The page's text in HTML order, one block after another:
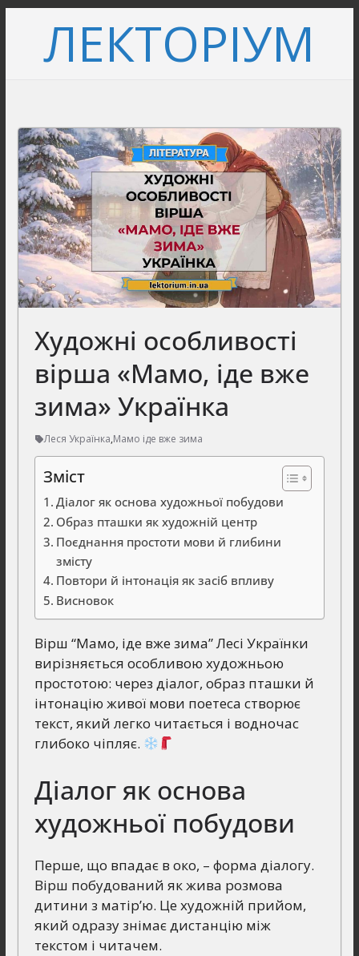
вмістуЛЕКТОРІУМ
Художні особливості
вірша «Мамо, іде вже
зима» Українка
Леся Українка,Мамо іде вже зима
Зміст
Діалог як основа художньої побудови
Образ пташки як художній центр
Поєднання простоти мови й глибини
змісту
Повтори й інтонація як засіб впливу
Висновок
Вірш “Мамо, іде вже зима” Лесі Українки
вирізняється особливою художньою
простотою: через діалог, образ пташки й
інтонацію живої мови поетеса створює
текст, який легко читається і водночас
глибоко чіпляє.
Діалог як основа
художньої побудови
Перше, що впадає в око, – форма діалогу.
Вірш побудований як жива розмова
дитини з матір’ю. Це художній прийом,
який одразу знімає дистанцію між
текстом і читачем.